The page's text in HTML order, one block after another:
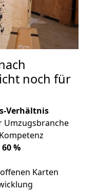
noch für
Verhältnis
Umzugsbranche
%
Karten